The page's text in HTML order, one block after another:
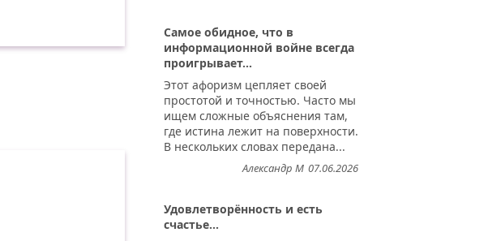
Самое обидное, что в
информационной войне всегда
проигрывает...
Этот афоризм цепляет своей
простотой и точностью. Часто мы
ищем сложные объяснения там,
где истина лежит на поверхности.
В нескольких словах передана...
07.06.2026
Александр М
Удовлетворённость и есть
счастье...